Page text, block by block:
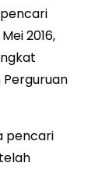
2016,
pencari